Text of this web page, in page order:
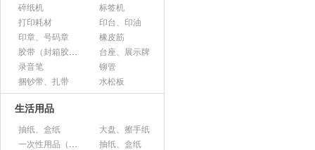
碎纸机
标签机
打印耗材
印台、印油
印章、号码章
橡皮筋
胶带（封箱胶、透明胶、美纹胶、双面胶等）
台座、展示牌
录音笔
铆管
捆钞带、扎带
水松板
生活用品
抽纸、盒纸
大盘、擦手纸
一次性用品（纸杯、胶杯、叉子、碟子等）
抽纸、盒纸